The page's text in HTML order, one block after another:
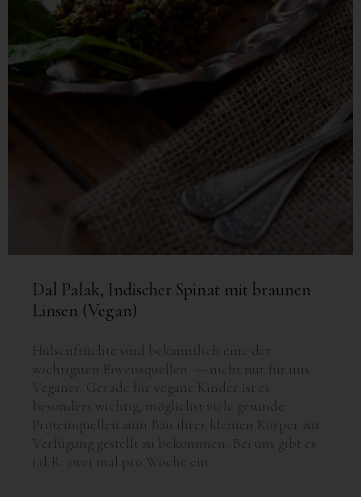
Dal Palak, Indischer Spinat mit braunen
Linsen (Vegan)
Hülsenfrüchte sind bekanntlich eine der
wichtigsten Eiweissquellen — nicht nur für uns
Veganer. Gerade für vegane Kinder ist es
besonders wichtig, möglichst viele gesunde
Proteinquellen zum Bau ihrer kleinen Körper zur
Verfügung gestellt zu bekommen. Bei uns gibt es
i.d.R. zwei mal pro Woche ein